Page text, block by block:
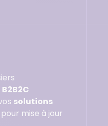
B2B2C
solutions
mise à jour